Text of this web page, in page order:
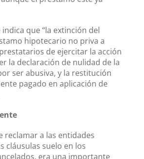
que “la extinción del
hipotecario no priva a
de ejercitar la acción
la declaración de nulidad de la
ser abusiva, y la restitución
pagado en aplicación de
reclamar a las entidades
cláusulas suelo en los
era una importante